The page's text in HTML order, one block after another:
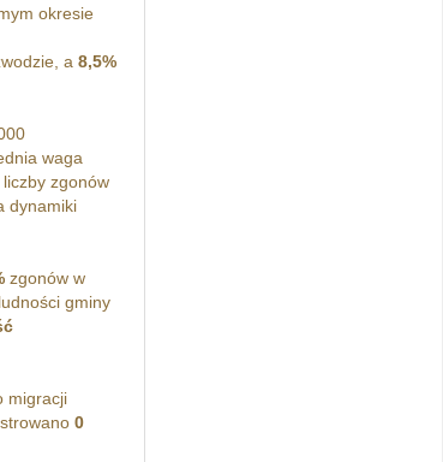
okresie
a 8,5%
waga
zgonów
dynamiki
zgonów w
gminy
migracji
0